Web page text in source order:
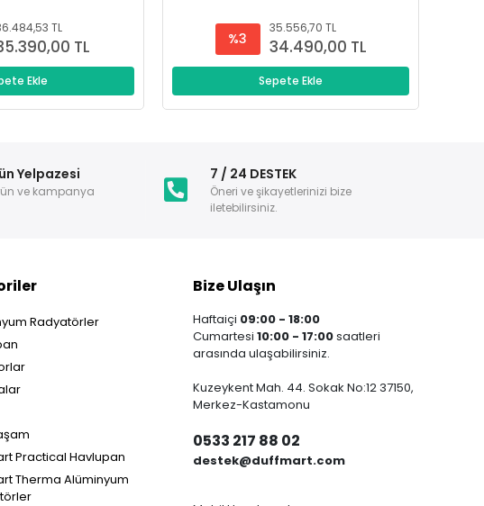
TL
TL
Ekle
%3
35.556,70 TL
34.490,00 TL
Sepete Ekle
Yelpazesi
ve kampanya
7 / 24 DESTEK
Öneri ve şikayetlerinizi bize
iletebilirsiniz.
Radyatörler
Practical Havlupan
Therma Alüminyum
Bize Ulaşın
Haftaiçi 09:00 - 18:00
Cumartesi 10:00 - 17:00saatleri
arasında ulaşabilirsiniz.
Kuzeykent Mah. 44. Sokak No:12 37150,
Merkez-Kastamonu
0533 217 88 02
destek@duffmart.com